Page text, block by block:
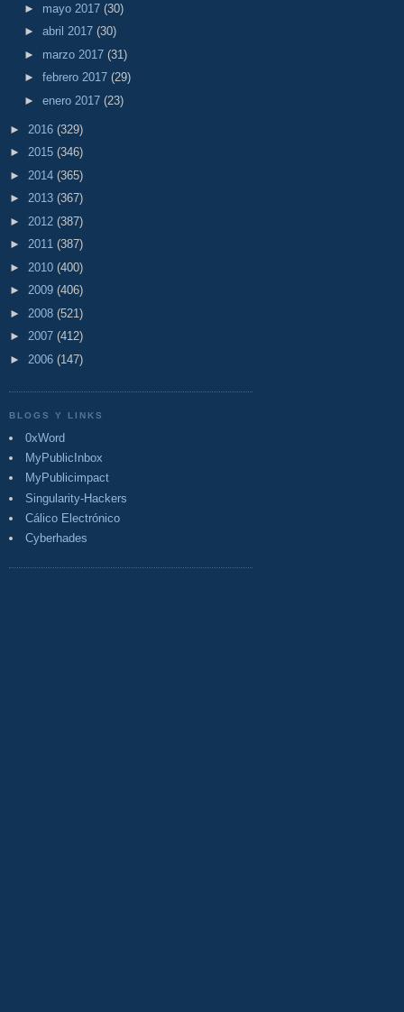
► mayo 2017 (30)
► abril 2017 (30)
► marzo 2017 (31)
► febrero 2017 (29)
► enero 2017 (23)
► 2016 (329)
► 2015 (346)
► 2014 (365)
► 2013 (367)
► 2012 (387)
► 2011 (387)
► 2010 (400)
► 2009 (406)
► 2008 (521)
► 2007 (412)
► 2006 (147)
BLOGS Y LINKS
0xWord
MyPublicInbox
MyPublicimpact
Singularity-Hackers
Cálico Electrónico
Cyberhades